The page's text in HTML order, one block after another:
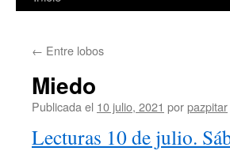
← Entre lobos
Miedo
Publicada el 10 julio, 2021 porpazpitar
Lecturas 10 de julio.